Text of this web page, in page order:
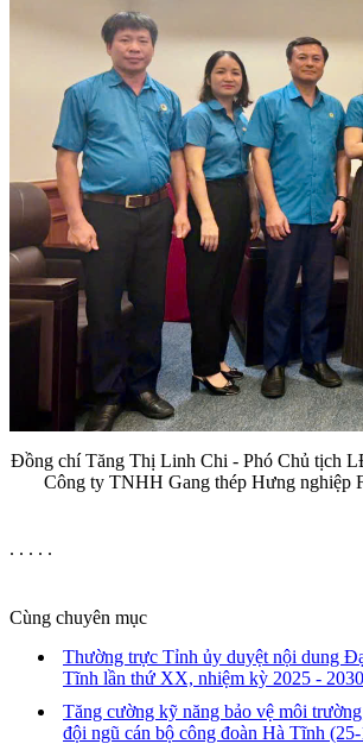
Đồng chí Tăng Thị Linh Chi - Phó Chủ tịch
Công ty TNHH Gang thép Hưng nghiệp
. . . . .
Cùng chuyên mục
Thường trực Tỉnh ủy duyệt nội dung
Tĩnh lần thứ XX, nhiệm kỳ 2025 - 2030
Tăng cường kỹ năng bảo vệ môi
đội ngũ cán bộ công đoàn Hà Tĩnh